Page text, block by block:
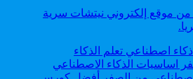
موقع إلكتروني نيتشات سرية